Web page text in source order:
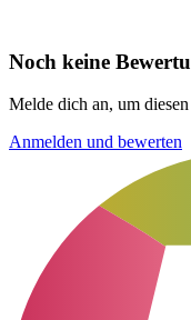
Noch keine
Melde dich an, um
Anmelden und bewerten